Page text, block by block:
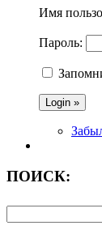
Имя
Пароль:
ПОИСК: